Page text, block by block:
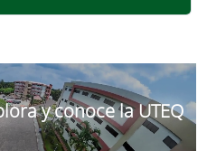
y conoce la UTEQ